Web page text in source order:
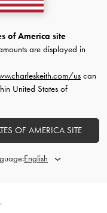
of America site
are displayed in
uscan
United States of
OF AMERICA SITE